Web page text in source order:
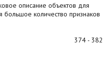
описание объектов для
количество признаков
374 - 382